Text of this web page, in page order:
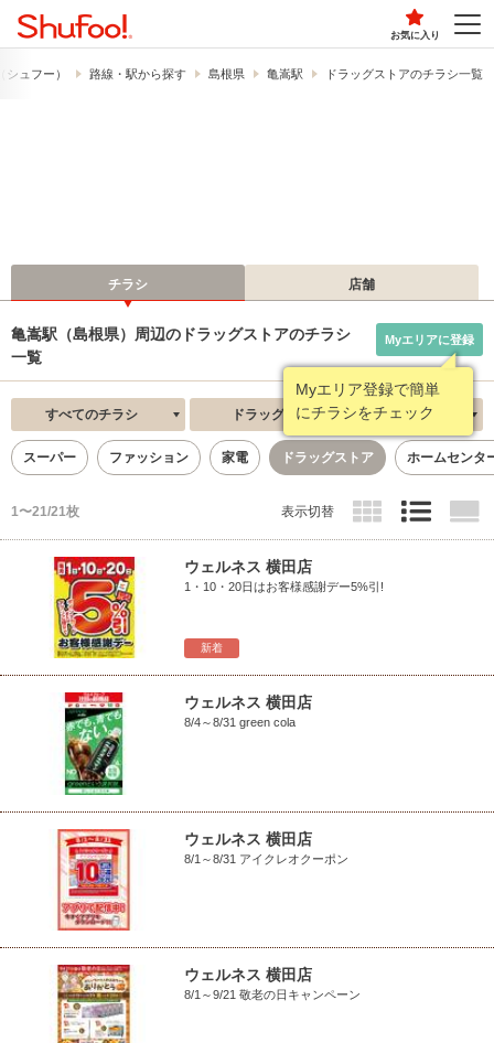
お気に入り
ュフー） 路線・駅から探す 島根県 亀嵩駅 ドラッグストアのチラシ一覧
チラシ 店舗
亀嵩駅（島根県）周辺のドラッグストアのチラシ
一覧
Myエリア登録で簡単
にチラシをチェック
Myエリアに登録
すべてのチラシ ドラッグストア 新着順
スーパー ファッション 家電 ドラッグストア ホームセンタ
1〜21/21枚 表示切替
新着
ウェルネス 横田店
1・10・20日はお客様感謝デー5%引!
ウェルネス 横田店
8/4～8/31 green cola
ウェルネス 横田店
8/1～8/31 アイクレオクーポン
ウェルネス 横田店
8/1～9/21 敬老の日キャンペーン